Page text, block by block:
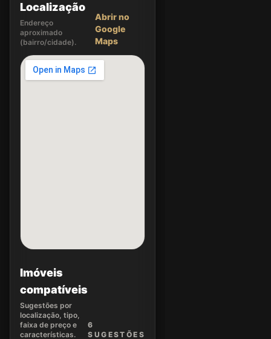
Localização
Endereço
aproximado
(bairro/cidade).
Abrir no
Google
Maps
Imóveis
compatíveis
Sugestões por
localização, tipo,
faixa de preço e
características.
6
SUGEST ÕES